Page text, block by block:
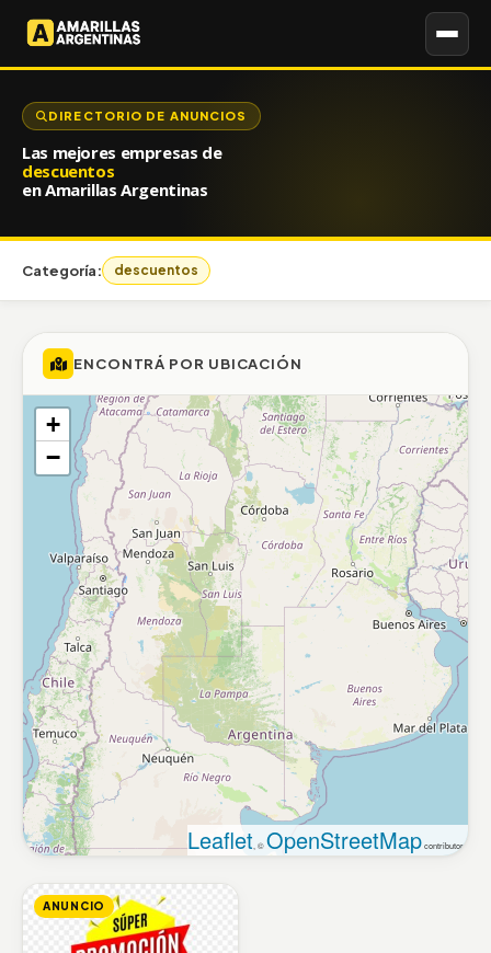
DIRECTORIO DE ANUNCIOS
Las mejores empresas de
descuentos
en Amarillas Argentinas
Categoría: descuentos
ENCONTRÁ POR UBICACIÓN
+
−
Leaflet , ©OpenStreetMapcontributors
ANUNCIO